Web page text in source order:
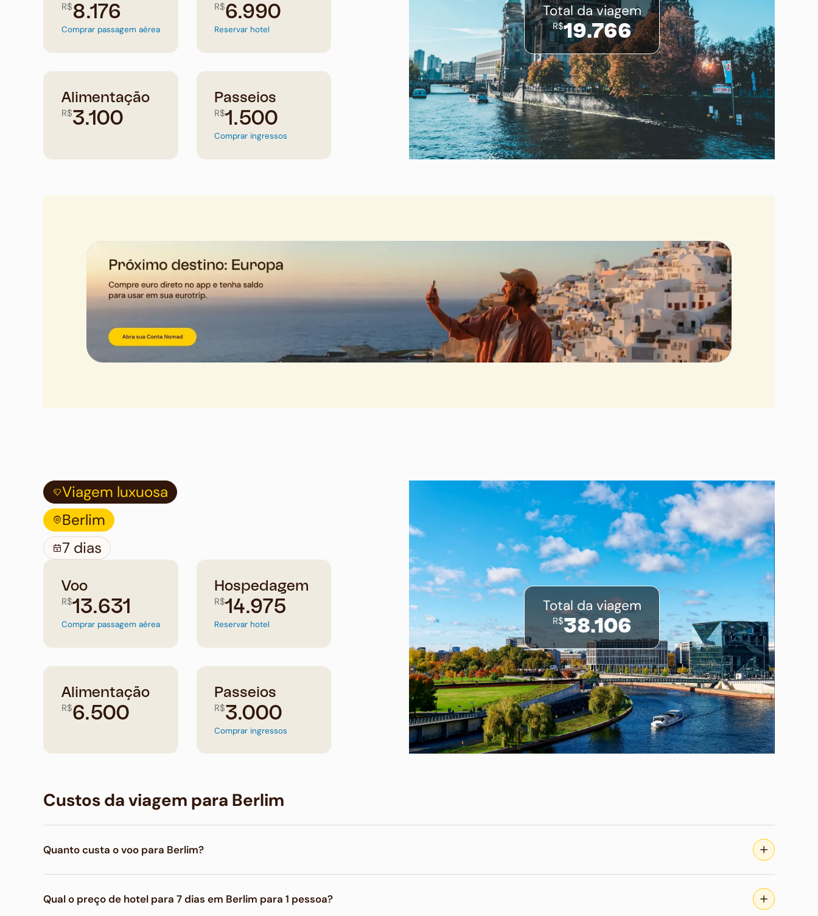
R$8.176
Comprar passagem aérea
R$6.990
Reservar hotel
Alimentação
R$3.100
Passeios
R$1.500
Comprar ingressos
Total da viagem
R$19.766
Viagem luxuosa
Berlim
7 dias
Voo
R$13.631
Comprar passagem aérea
Hospedagem
R$14.975
Reservar hotel
Alimentação
R$6.500
Passeios
R$3.000
Comprar ingressos
Total da viagem
R$38.106
Custos da viagem para Berlim
Quanto custa o voo para Berlim?
viagem de luxo em classe executiva.
Qual o preço de hotel para 7 dias em Berlim para 1 pessoa?